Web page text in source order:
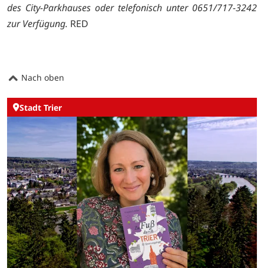
des City-Parkhauses oder telefonisch unter 0651/717-3242
zur Verfügung. RED
Nach oben
Stadt Trier